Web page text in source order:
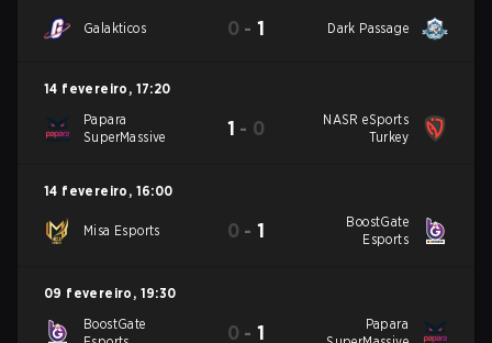
Galakticos 0 -1 Dark Passage
14 fevereiro , 17:20
Papara
SuperMassive
1 - 0
NASR eSports
Turkey
14 fevereiro , 16:00
Misa Esports 0 -1
BoostGate
Esports
09 fevereiro , 19:30
BoostGate
0 -1
Papara